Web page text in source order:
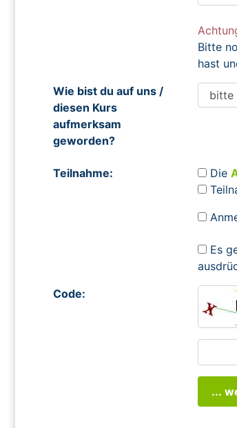
Bitte
hast
Wie bist du auf uns /
diesen Kurs
aufmerksam
geworden?
Teilnahme: Die
Es
Code:
...